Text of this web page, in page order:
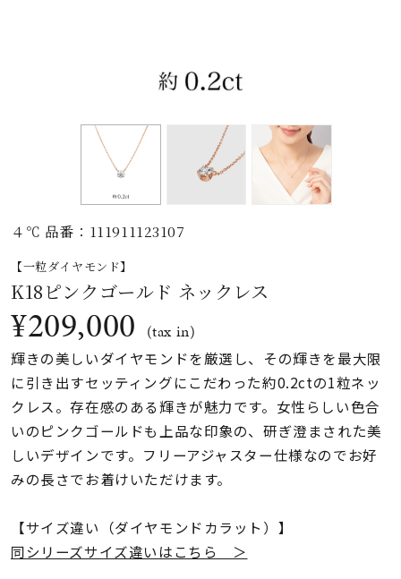
ト
着用シーン
コレクション
リングサイズ
４℃ 品番：111911123107
【一粒ダイヤモンド】
K18ピンクゴールド ネックレス
¥209,000 (tax in)
輝きの美しいダイヤモンドを厳選し、その輝きを最大限
に引き出すセッティングにこだわった約0.2ctの1粒ネッ
クレス。存在感のある輝きが魅力です。女性らしい色合
いのピンクゴールドも上品な印象の、研ぎ澄まされた美
しいデザインです。フリーアジャスター仕様なのでお好
みの長さでお着けいただけます。
【サイズ違い（ダイヤモンドカラット）】
同シリーズサイズ違いはこちら ＞